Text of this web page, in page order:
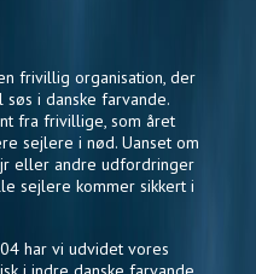
frivillig organisation, der
i danske farvande.
fra frivillige, som året
sejlere i nød. Uanset om
eller andre udfordringer
sejlere kommer sikkert i
har vi udvidet vores